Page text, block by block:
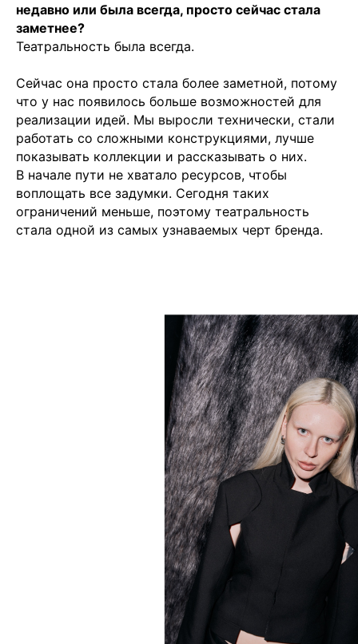
недавно или была всегда, просто сейчас стала
заметнее?
Театральность была всегда.
Сейчас она просто стала более заметной, потому
что у нас появилось больше возможностей для
реализации идей. Мы выросли технически, стали
работать со сложными конструкциями, лучше
показывать коллекции и рассказывать о них.
В начале пути не хватало ресурсов, чтобы
воплощать все задумки. Сегодня таких
ограничений меньше, поэтому театральность
стала одной из самых узнаваемых черт бренда.